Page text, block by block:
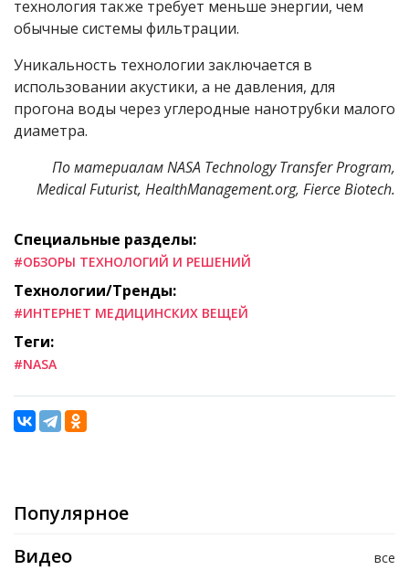
технология также требует меньше энергии, чем
обычные системы фильтрации.
Уникальность технологии заключается в
использовании акустики, а не давления, для
прогона воды через углеродные нанотрубки малого
диаметра.
По материаламNASA Technology Transfer Program,
Medical Futurist, HealthManagement.org, Fierce Biotech.
Специальные разделы:
#ОБЗОРЫ ТЕХНОЛОГИЙ И РЕШЕНИЙ
Технологии/Тренды:
#ИНТЕРНЕТ МЕДИЦИНСКИХ ВЕЩЕЙ
Теги:
#NASA
Популярное
все
Видео